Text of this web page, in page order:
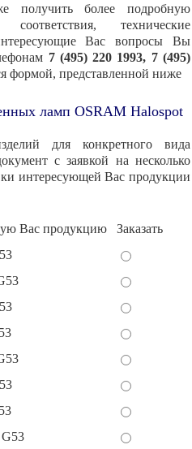
получить более подробную
технические
Вас вопросы Вы
7 (495) 220 1993, 7 (495)
формой, представленной ниже
ламп OSRAM Halospot
для конкретного вида
с заявкой на несколько
интересующей Вас продукции
Вас продукцию
Заказать